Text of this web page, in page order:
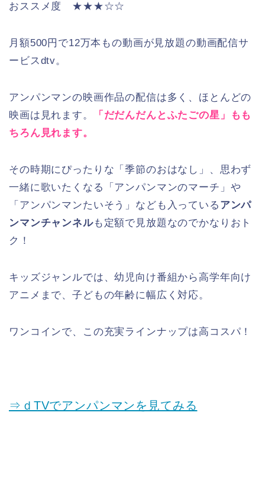
おススメ度 ★★★☆☆
月額500円で12万本もの動画が見放題の動画配信サ
ービスdtv。
アンパンマンの映画作品の配信は多く、ほとんどの
映画は見れます。
「だだんだんとふたごの星」もも
ちろん見れます。
その時期にぴったりな「季節のおはなし」、思わず
一緒に歌いたくなる「アンパンマンのマーチ」や
「アンパンマンたいそう」なども入っている アンパ
ンマンチャンネルも定額で見放題なのでかなりおト
ク！
キッズジャンルでは、幼児向け番組から高学年向け
アニメまで、子どもの年齢に幅広く対応。
ワンコインで、この充実ラインナップは高コスパ！
⇒ｄTVでアンパンマンを見てみる